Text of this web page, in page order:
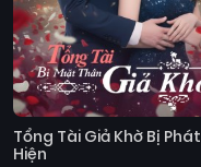
Tổng Tài Giả Khờ Bị Phát
Hiện